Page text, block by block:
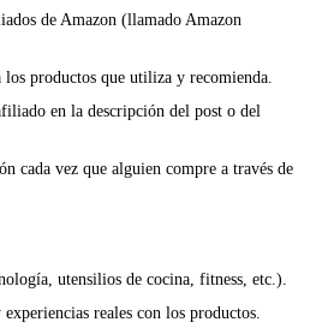
de Amazon (llamado Amazon
productos que utiliza y recomienda.
en la descripción del post o del
cada vez que alguien compre a través de
utensilios de cocina, fitness, etc.).
reales con los productos.